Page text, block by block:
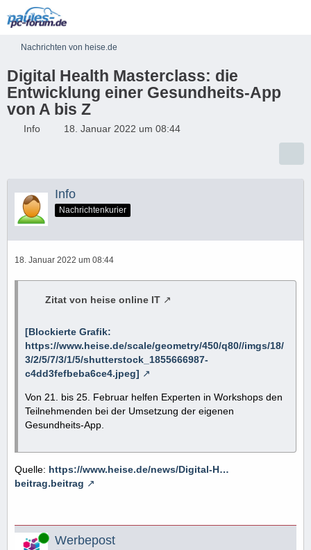
Nachrichten von heise.de
Digital Health Masterclass: die
Entwicklung einer Gesundheits-App
von A bis Z
Info 18. Januar 2022 um 08:44
Info
Nachrichtenkurier
18. Januar 2022 um 08:44
Zitat von heise online IT
[Blockierte Grafik:
https://www.heise.de/scale/geometry/450/q80//imgs/18/
3/2/5/7/3/1/5/shutterstock_1855666987-
c4dd3fefbeba6ce4.jpeg]
Von 21. bis 25. Februar helfen Experten in Workshops den
Teilnehmenden bei der Umsetzung der eigenen
Gesundheits-App.
Quelle: https://www.heise.de/news/Digital-H…
beitrag.beitrag
Online Werbepost